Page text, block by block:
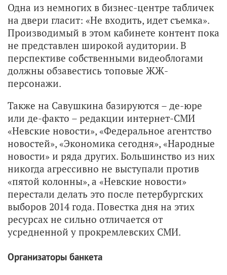
Одна из немногих в бизнес-центре табличек
на двери гласит: «Не входить, идет съемка».
Производимый в этом кабинете контент пока
не представлен широкой аудитории. В
перспективе собственными видеоблогами
должны обзавестись топовые ЖЖ-
персонажи.
Также на Савушкина базируются – де-юре
или де-факто – редакции интернет-СМИ
«Невские новости», «Федеральное агентство
новостей», «Экономика сегодня», «Народные
новости» и ряда других. Большинство из них
никогда агрессивно не выступали против
«пятой колонны», а «Невские новости»
перестали делать это после петербургских
выборов 2014 года. Повестка дня на этих
ресурсах не сильно отличается от
усредненной у прокремлевских СМИ.
Организаторы банкета